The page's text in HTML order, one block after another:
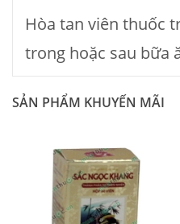
Hòa tan viên thuốc
trong hoặc sau bữa
SẢN PHẨM KHUYẾN MÃI